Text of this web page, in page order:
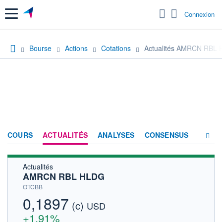
Menu Connexion
Bourse Actions Cotations Actualités AMRCN RBL
COURS ACTUALITÉS ANALYSES CONSENSUS
Actualités
AMRCN RBL HLDG
OTCBB
0,1897 (c) USD
+1,91%